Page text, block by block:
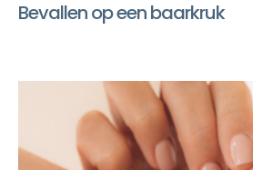
Bevallen op een baarkruk